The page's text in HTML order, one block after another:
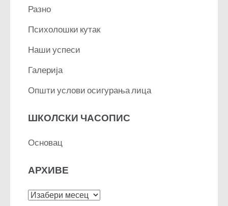
Разно
Психолошки кутак
Наши успеси
Галерија
Општи услови осигурања лица
ШКОЛСКИ ЧАСОПИС
Основац
АРХИВЕ
Архиве